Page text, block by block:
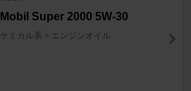
Mobil Super 2000 5W-30
ケミカル系 > エンジンオイル